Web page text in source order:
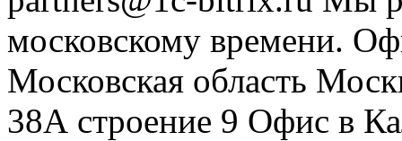
московскому времени.
Московская область
38А строение 9 Офис в